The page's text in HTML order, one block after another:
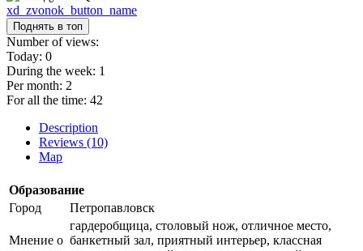
xd_zvonok_button_name
Поднять в топ
Number of views:
Today: 0
During the week: 1
Per month: 2
For all the time: 42
Description
Reviews (10)
Map
Образование
Город
Петропавловск
Мнение о
гардеробщица, столовый нож, отличное место,
банкетный зал, приятный интерьер, классная